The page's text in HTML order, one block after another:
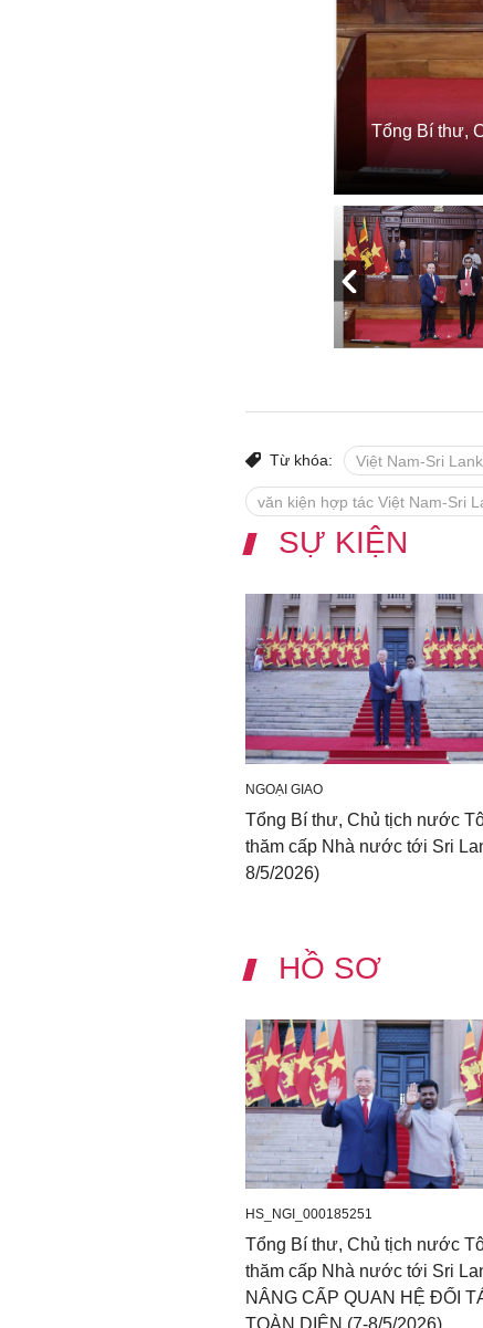
Tổng Bí thư,
Từ khóa: Việt Nam-Sri
văn kiện hợp tác Việt Nam-Sri
SỰ KIỆN
NGOẠI GIAO
Tổng Bí thư, Chủ tịch nước
thăm cấp Nhà nước tới Sri
8/5/2026)
HỒ SƠ
HS_NGI_000185251
Tổng Bí thư, Chủ tịch nước
thăm cấp Nhà nước tới Sri
NÂNG CẤP QUAN HỆ ĐỐI